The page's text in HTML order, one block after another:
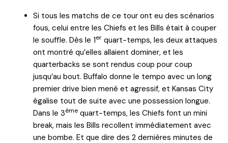
Si tous les matchs de ce tour ont eu des scénarios
fous, celui entre les Chiefs et les Bills était à couper
le souffle. Dès le 1er quart-temps, les deux attaques
ont montré qu’elles allaient dominer, et les
quarterbacks se sont rendus coup pour coup
jusqu’au bout. Buffalo donne le tempo avec un long
premier drive bien mené et agressif, et Kansas City
égalise tout de suite avec une possession longue.
Dans le 3ème quart-temps, les Chiefs font un mini
break, mais les Bills recollent immédiatement avec
une bombe. Et que dire des 2 dernières minutes de